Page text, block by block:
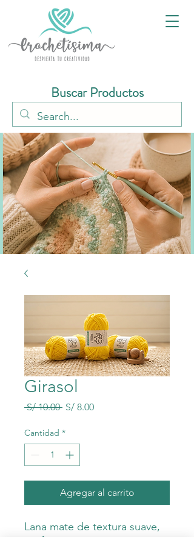
Buscar Productos
Girasol
S/ 10.00 Precio
S/ 8.00Precio
Cantidad *
Agregar al carrito
Lana mate de textura suave,